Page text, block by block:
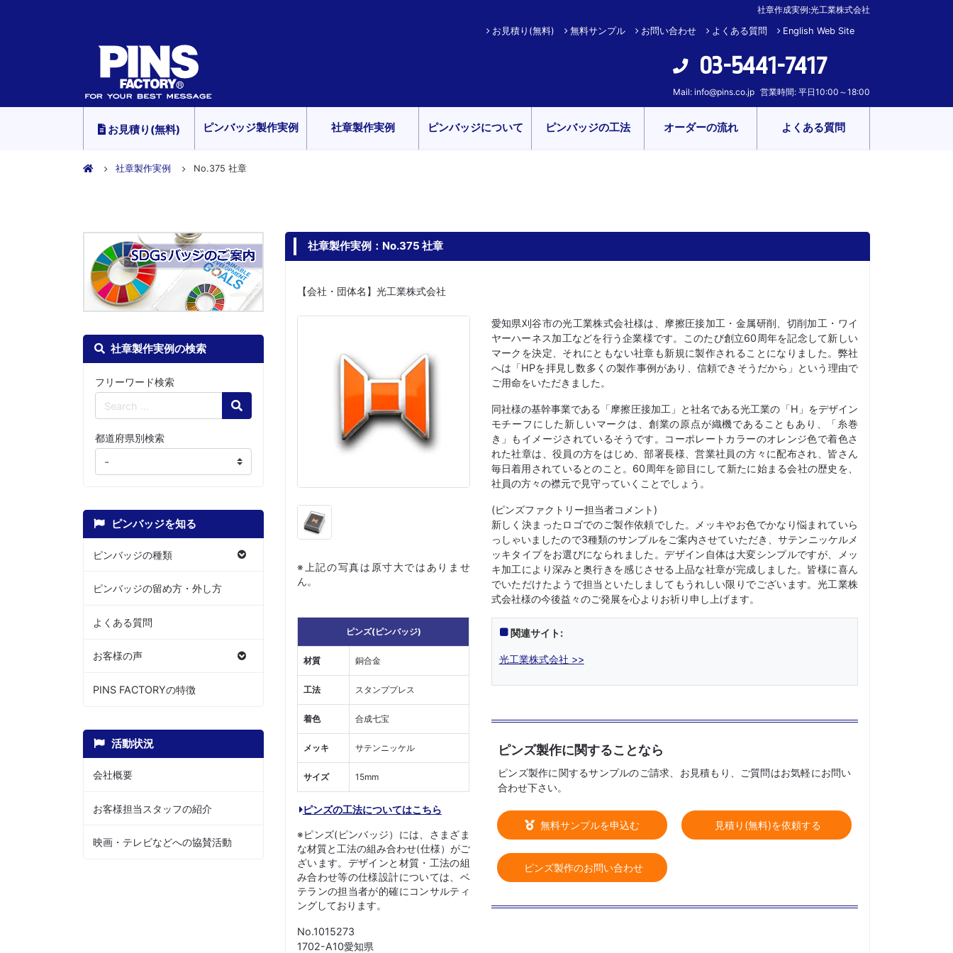
社章作成実例:光工業株式会社
お見積り(無料) 無料サンプル お問い合わせ よくある質問 English Web Site
03-5441-7417
Mail: info@pins.co.jp 営業時間: 平日10:00～18:00
お見積り(無料) ピンバッジ製作実例 社章製作実例 ピンバッジについて ピンバッジの工法 オーダーの流れ よくある質問
社章製作実例 No.375 社章
社章製作実例の検索
フリーワード検索
Search
都道府県別検索
ピンバッジを知る
ピンバッジの種類
ピンバッジの留め方・外し方
よくある質問
お客様の声
PINS FACTORYの特徴
活動状況
会社概要
お客様担当スタッフの紹介
映画・テレビなどへの協賛活動
社章製作実例：No.375 社章
【会社・団体名】光工業株式会社
※上記の写真は原寸大ではありませ
ん。
ピンズ(ピンバッジ)
材質 銅合金
工法 スタンププレス
着色 合成七宝
メッキ サテンニッケル
サイズ 15mm
ピンズの工法についてはこちら
※ピンズ(ピンバッジ）には、さまざま
な材質と工法の組み合わせ(仕様）がご
ざいます。デザインと材質・工法の組
み合わせ等の仕様設計については、ベ
テランの担当者が的確にコンサルティ
ングしております。
No.1015273
1702-A10愛知県
愛知県刈谷市の光工業株式会社様は、摩擦圧接加工・金属研削、切削加工・ワイ
ヤーハーネス加工などを行う企業様です。このたび創立60周年を記念して新しい
マークを決定、それにともない社章も新規に製作されることになりました。弊社
へは「HPを拝見し数多くの製作事例があり、信頼できそうだから」という理由で
ご用命をいただきました。
同社様の基幹事業である「摩擦圧接加工」と社名である光工業の「H」をデザイン
モチーフにした新しいマークは、創業の原点が織機であることもあり、「糸巻
き」もイメージされているそうです。コーポレートカラーのオレンジ色で着色さ
れた社章は、役員の方をはじめ、部署長様、営業社員の方々に配布され、皆さん
毎日着用されているとのこと。60周年を節目にして新たに始まる会社の歴史を、
社員の方々の襟元で見守っていくことでしょう。
(ピンズファクトリー担当者コメント)
新しく決まったロゴでのご製作依頼でした。メッキやお色でかなり悩まれていら
っしゃいましたので3種類のサンプルをご案内させていただき、サテンニッケルメ
ッキタイプをお選びになられました。デザイン自体は大変シンプルですが、メッ
キ加工により深みと奥行きを感じさせる上品な社章が完成しました。皆様に喜ん
でいただけたようで担当といたしましてもうれしい限りでございます。光工業株
式会社様の今後益々のご発展を心よりお祈り申し上げます。
関連サイト:
光工業株式会社 >>
ピンズ製作に関することなら
ピンズ製作に関するサンプルのご請求、お見積もり、ご質問はお気軽にお問い
合わせ下さい。
無料サンプルを申込む 見積り(無料)を依頼する
ピンズ製作のお問い合わせ